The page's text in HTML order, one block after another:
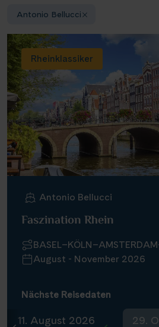
Reisearten
Angebote
Infos
Reisekalender
Reisekataloge
Kundenlogin
Antonio Bellucci
Rheinklassiker
Antonio Bellucci
Faszination Rhein
August - November 2026
Nächste Reisedaten
11. August 2026
29.